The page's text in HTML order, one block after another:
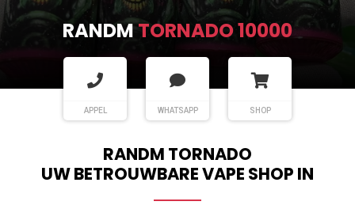
RANDMTORNADO 9000
APPEL WHATSAPP SHOP
RANDM TORNADO
UW BETROUWBARE VAPE SHOP IN